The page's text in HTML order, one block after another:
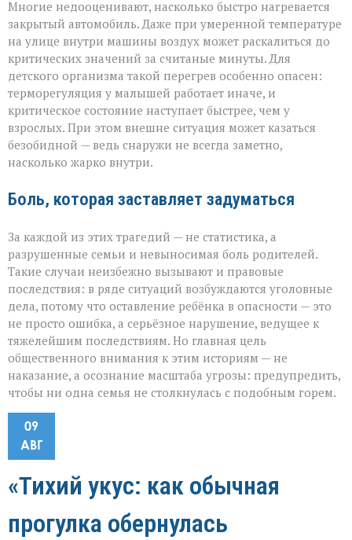
Многие недооценивают, насколько быстро нагревается
закрытый автомобиль. Даже при умеренной температуре
на улице внутри машины воздух может раскалиться до
критических значений за считаные минуты. Для
детского организма такой перегрев особенно опасен:
терморегуляция у малышей работает иначе, и
критическое состояние наступает быстрее, чем у
взрослых. При этом внешне ситуация может казаться
безобидной — ведь снаружи не всегда заметно,
насколько жарко внутри.
Боль, которая заставляет задуматься
За каждой из этих трагедий — не статистика, а
разрушенные семьи и невыносимая боль родителей.
Такие случаи неизбежно вызывают и правовые
последствия: в ряде ситуаций возбуждаются уголовные
дела, потому что оставление ребёнка в опасности — это
не просто ошибка, а серьёзное нарушение, ведущее к
тяжелейшим последствиям. Но главная цель
общественного внимания к этим историям — не
наказание, а осознание масштаба угрозы: предупредить,
чтобы ни одна семья не столкнулась с подобным горем.
09
АВГ
«Тихий укус: как обычная
прогулка обернулась